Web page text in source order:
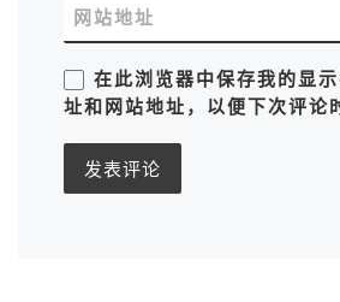
网站地址
在此浏览器中保存我的显
址和网站地址，以便下次评论